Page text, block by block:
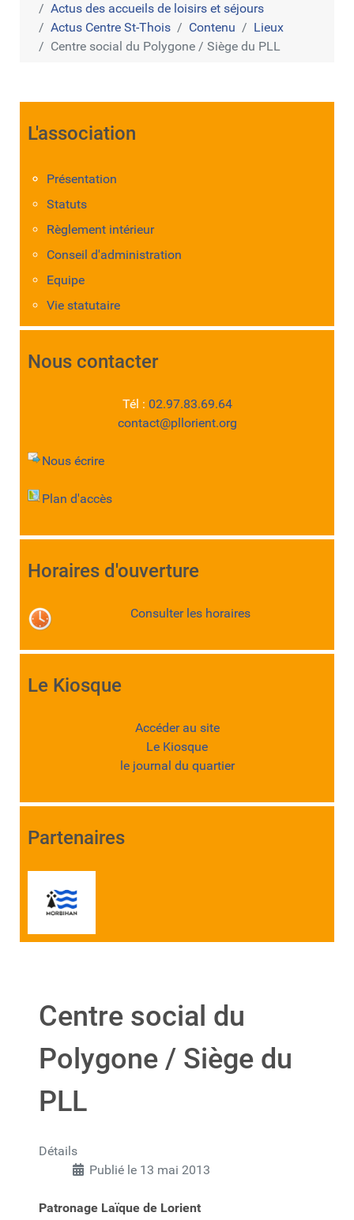
Actus des accueils de loisirs et séjours
Actus Centre St-Thois
Contenu
Lieux
Centre social du Polygone / Siège du PLL
L'association
Présentation
Statuts
Règlement intérieur
Conseil d'administration
Equipe
Vie statutaire
Nous contacter
Tél : 02.97.83.69.64
contact@pllorient.org
Nous écrire
Plan d'accès
Horaires d'ouverture
Consulter les horaires
Le Kiosque
Accéder au site
Le Kiosque
le journal du quartier
Partenaires
Centre social du
Polygone / Siège du
PLL
Détails
Publié le 13 mai 2013
Patronage Laïque de Lorient